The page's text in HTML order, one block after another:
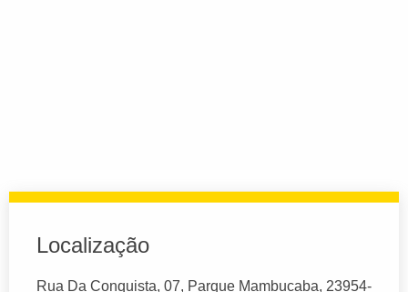
Localização
Rua Da Conquista, 07, Parque Mambucaba, 23954-